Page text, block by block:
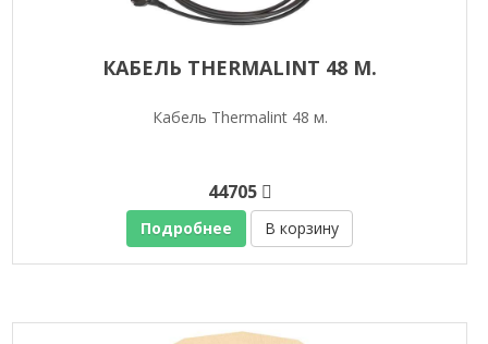
КАБЕЛЬ THERMALINT 48 М.
Кабель Thermalint 48 м.
44705
Подробнее В корзину